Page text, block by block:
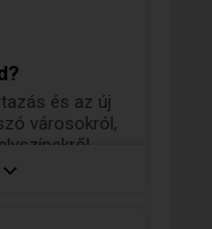
és az új
városokról,
ad